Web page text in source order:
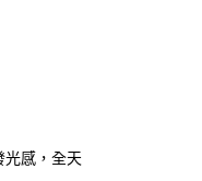
光感，全天